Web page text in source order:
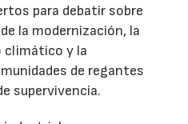
para debatir sobre
la modernización, la
climático y la
de regantes
supervivencia.